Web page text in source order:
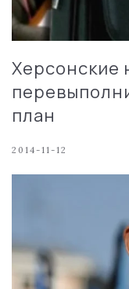
Херсонские
план
2014-11-12